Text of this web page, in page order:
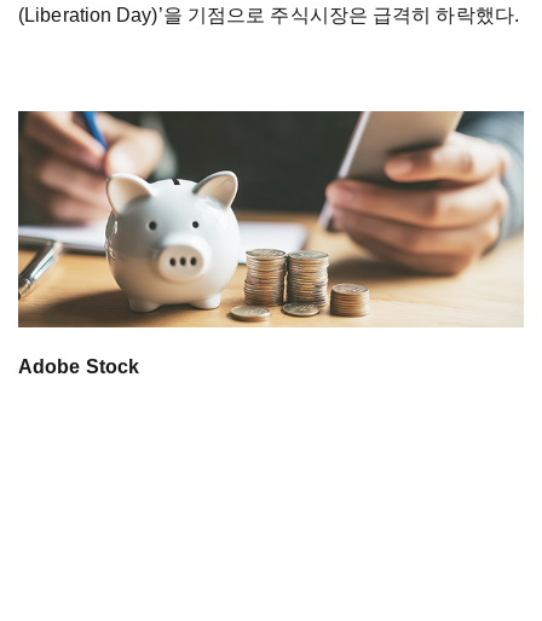
(Liberation Day)’을 기점으로 주식시장은 급격히 하락했다.
Adobe Stock